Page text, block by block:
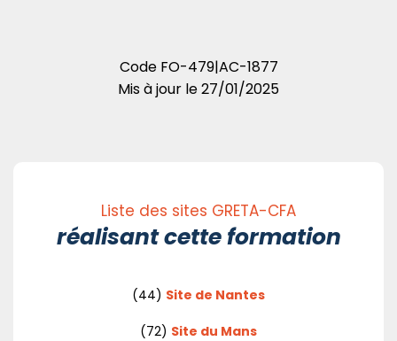
Code FO-479|AC-1877
Mis à jour le27/01/2025
Liste des sites GRETA-CFA
réalisant cette formation
(44) Site de Nantes
(72) Site du Mans